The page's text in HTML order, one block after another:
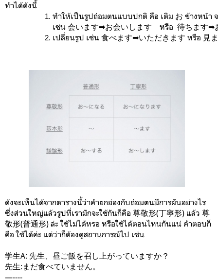
ทำได้ดังนี้
ทำให้เป็นรูปถ่อมตนแบบปกติ คือ เติม お ข้างหน้า
เช่น 会います➡︎お会いします　หรือ  待ちます
เปลี่ยนรูป เช่น 食べます➡︎いただきます หรือ 見
ดังจะเห็นได้จากตารางนี้ว่าคำยกย่องกับถ่อมตนมีการผันอย่างไร
ซึ่งส่วนใหญ่แล้วรูปที่เรามักจะใช้กันก็คือ 尊敬形(丁寧形) แล้ว 尊
敬形(普通形) ล่ะ ใช้ไม่ได้หรอ หรือใช้ได้ตอนไหนกันแน่ คำตอบก็
คือ ใช้ได้ค่ะ แต่ว่าก็ต้องดูสถานการณ์ไป เช่น
学生A: 先生、昼ご飯を召し上がっていますか？
先生:まだ食べていません。
—----